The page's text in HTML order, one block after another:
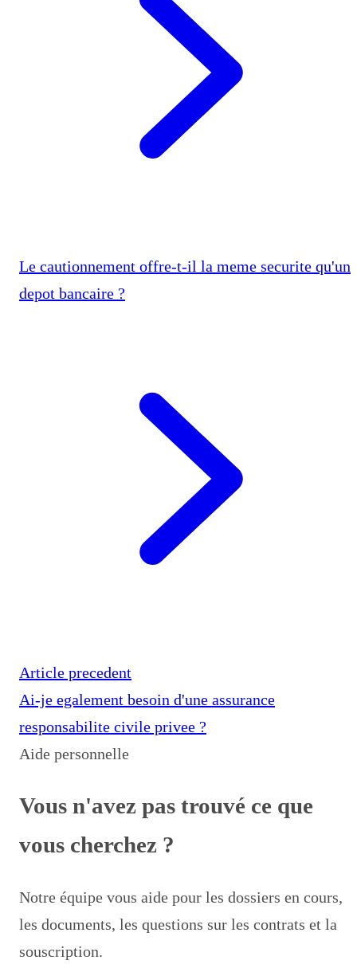
Le cautionnement offre-t-il la meme securite qu'un
depot bancaire ?
Article precedent
Ai-je egalement besoin d'une assurance
responsabilite civile privee ?
Aide personnelle
Vous n'avez pas trouvé ce que
vous cherchez ?
Notre équipe vous aide pour les dossiers en cours,
les documents, les questions sur les contrats et la
souscription.